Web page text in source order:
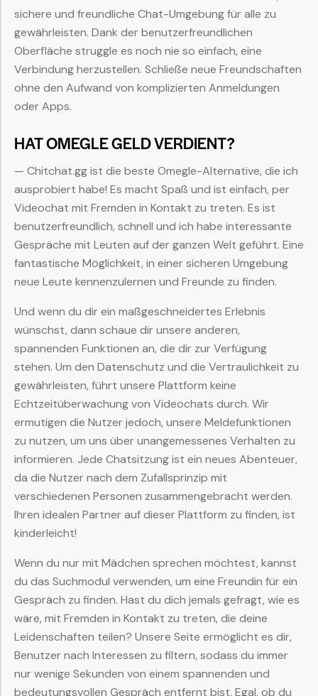
sichere und freundliche Chat-Umgebung für alle zu
gewährleisten. Dank der benutzerfreundlichen
Oberfläche struggle es noch nie so einfach, eine
Verbindung herzustellen. Schließe neue Freundschaften
ohne den Aufwand von komplizierten Anmeldungen
oder Apps.
HAT OMEGLE GELD VERDIENT?
— Chitchat.gg ist die beste Omegle-Alternative, die ich
ausprobiert habe! Es macht Spaß und ist einfach, per
Videochat mit Fremden in Kontakt zu treten. Es ist
benutzerfreundlich, schnell und ich habe interessante
Gespräche mit Leuten auf der ganzen Welt geführt. Eine
fantastische Möglichkeit, in einer sicheren Umgebung
neue Leute kennenzulernen und Freunde zu finden.
Und wenn du dir ein maßgeschneidertes Erlebnis
wünschst, dann schaue dir unsere anderen,
spannenden Funktionen an, die dir zur Verfügung
stehen. Um den Datenschutz und die Vertraulichkeit zu
gewährleisten, führt unsere Plattform keine
Echtzeitüberwachung von Videochats durch. Wir
ermutigen die Nutzer jedoch, unsere Meldefunktionen
zu nutzen, um uns über unangemessenes Verhalten zu
informieren. Jede Chatsitzung ist ein neues Abenteuer,
da die Nutzer nach dem Zufallsprinzip mit
verschiedenen Personen zusammengebracht werden.
Ihren idealen Partner auf dieser Plattform zu finden, ist
kinderleicht!
Wenn du nur mit Mädchen sprechen möchtest, kannst
du das Suchmodul verwenden, um eine Freundin für ein
Gespräch zu finden. Hast du dich jemals gefragt, wie es
wäre, mit Fremden in Kontakt zu treten, die deine
Leidenschaften teilen? Unsere Seite ermöglicht es dir,
Benutzer nach Interessen zu filtern, sodass du immer
nur wenige Sekunden von einem spannenden und
bedeutungsvollen Gespräch entfernt bist. Egal, ob du